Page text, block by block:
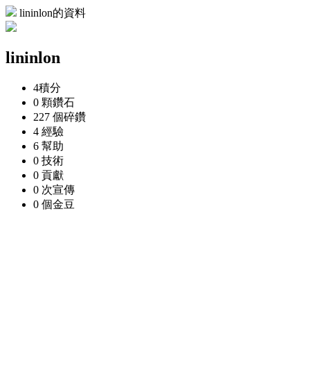
lininlon的資料
lininlon
4積分
0 顆鑽石
227 個碎鑽
4 經驗
6 幫助
0 技術
0 貢獻
0 次宣傳
0 個金豆